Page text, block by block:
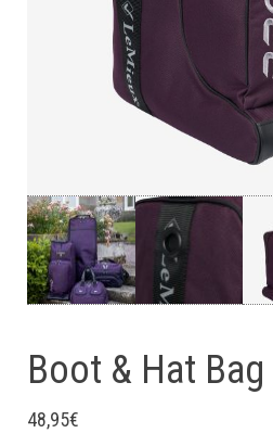
Boot & Hat Bag
48,95€